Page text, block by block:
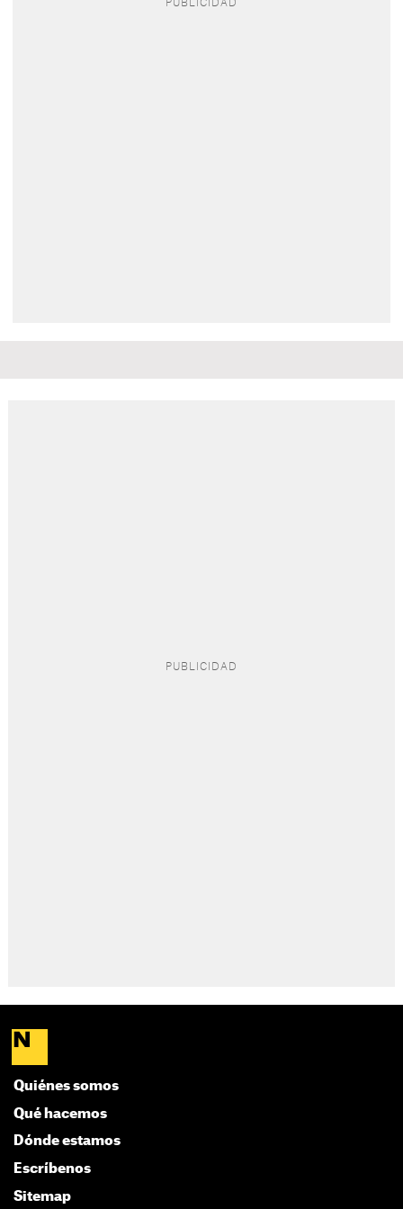
Quiénes somos
Qué hacemos
Dónde estamos
Escríbenos
Sitemap